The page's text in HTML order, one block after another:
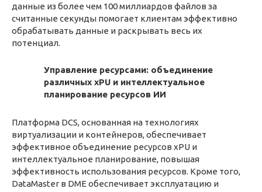
данные из более чем 100 миллиардов файлов за
считанные секунды помогает клиентам эффективно
обрабатывать данные и раскрывать весь их
потенциал.
Управление ресурсами: объединение
различных xPU и интеллектуальное
планирование ресурсов ИИ
Платформа DCS, основанная на технологиях
виртуализации и контейнеров, обеспечивает
эффективное объединение ресурсов xPU и
интеллектуальное планирование, повышая
эффективность использования ресурсов. Кроме того,
DataMaster в DME обеспечивает эксплуатацию и